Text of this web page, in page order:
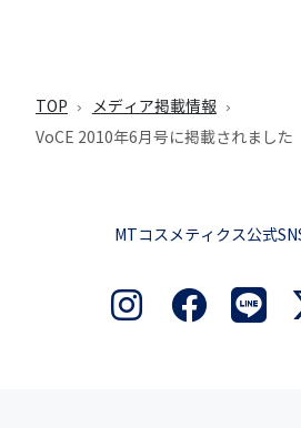
TOP
メディア掲載情報
VoCE 2010年6月号に掲載されました
MTコスメティクス公式